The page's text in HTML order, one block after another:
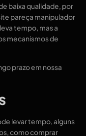
baixa qualidade, por
pareça manipulador
tempo, mas a
mecanismos de
prazo em nossa
levar tempo, alguns
como comprar